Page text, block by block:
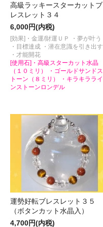
高級ラッキースターカットブ
レスレット３４
6,000円(内税)
[効果]・金運/財運ＵＰ ・夢が叶う
・目標達成 ・潜在意識を引き出す
・才能開花
[使用石]・高級スターカット水晶
（１０ミリ） ・ゴールドサンドス
トーン（８ミリ） ・キラキラライ
ンストーンロンデル
運勢好転ブレスレット３５
（ボタンカット水晶入）
4,700円(内税)